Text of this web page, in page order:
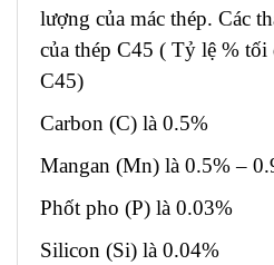
lượng của mác thép. Các
của thép C45 ( Tỷ lệ % tối
C45)
Carbon (C) là 0.5%
Mangan (Mn) là 0.5% –
Phốt pho (P) là 0.03%
Silicon (Si) là 0.04%